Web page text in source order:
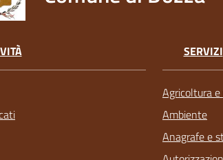
SERVIZI
Agricoltura e
Ambiente
Anagrafe e